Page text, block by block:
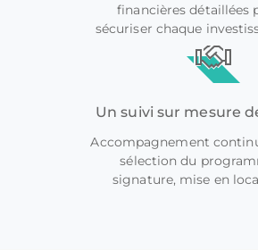
financières détaillées
sécuriser chaque
Un suivi sur mesure
Accompagnement
sélection du
signature, mise en